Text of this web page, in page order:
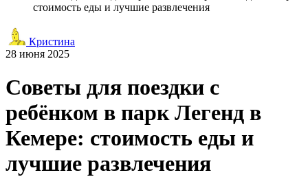
стоимость еды и лучшие развлечения
Кристина
28 июня 2025
Советы для поездки с
ребёнком в парк Легенд в
Кемере: стоимость еды и
лучшие развлечения